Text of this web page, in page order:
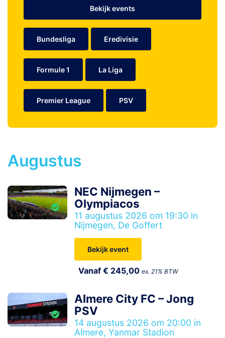
Bekijk events
Bundesliga Eredivisie
Formule 1 La Liga
Premier League PSV
Augustus
NEC Nijmegen –
Olympiacos
11 augustus 2026 om 19:30 in
Nijmegen, De Goffert
Bekijk event
Vanaf € 245,00ex. 21% BTW
Almere City FC – Jong
PSV
14 augustus 2026 om 20:00 in
Almere, Yanmar Stadion